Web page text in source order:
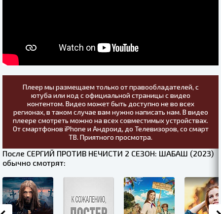
Плеер мы размещаем только от правообладателей, с
ютуба или код с официальной страницы с видео
контентом. Видео может быть доступно не во всех
регионах, в таком случае вам нужно написать нам. В видео
плеере смотреть можно на всех совместимых устройствах.
От смартфонов iPhone и Андроид, до Телевизоров, со смарт
ТВ. Приятного просмотра.
После СЕРГИЙ ПРОТИВ НЕЧИСТИ 2 СЕЗОН: ШАБАШ (2023)
обычно смотрят: